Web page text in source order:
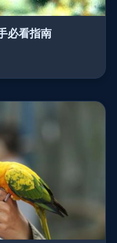
必看指南